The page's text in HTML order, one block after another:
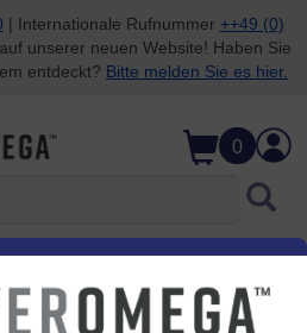
| Internationale Rufnummer ++49 (0)
unserer neuen Website! Haben Sie
entdeckt? Bitte melden Sie es hier.
0